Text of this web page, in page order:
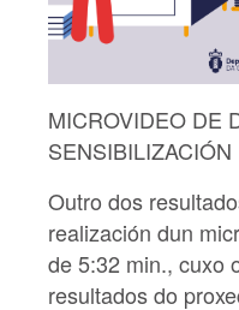
MICROVIDEO DE
SENSIBILIZACIÓN
Outro dos
realización dun
de 5:32 min., cuxo
resultados do